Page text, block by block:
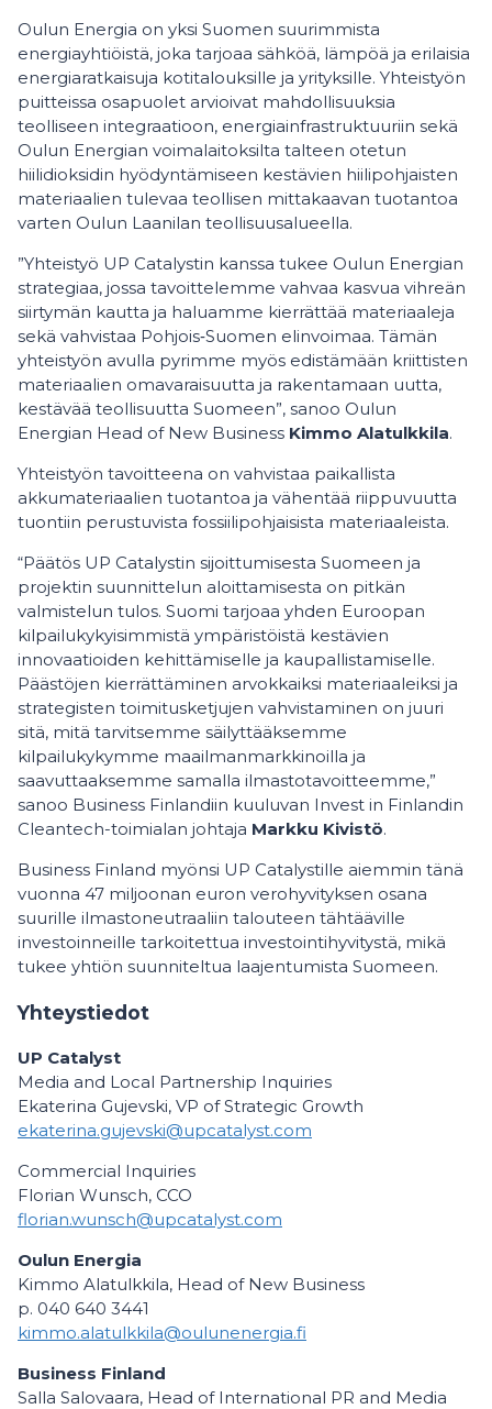
Oulun Energia on yksi Suomen suurimmista
energiayhtiöistä, joka tarjoaa sähköä, lämpöä ja erilaisia
energiaratkaisuja kotitalouksille ja yrityksille. Yhteistyön
puitteissa osapuolet arvioivat mahdollisuuksia
teolliseen integraatioon, energiainfrastruktuuriin sekä
Oulun Energian voimalaitoksilta talteen otetun
hiilidioksidin hyödyntämiseen kestävien hiilipohjaisten
materiaalien tulevaa teollisen mittakaavan tuotantoa
varten Oulun Laanilan teollisuusalueella.
”Yhteistyö UP Catalystin kanssa tukee Oulun Energian
strategiaa, jossa tavoittelemme vahvaa kasvua vihreän
siirtymän kautta ja haluamme kierrättää materiaaleja
sekä vahvistaa Pohjois‑Suomen elinvoimaa. Tämän
yhteistyön avulla pyrimme myös edistämään kriittisten
materiaalien omavaraisuutta ja rakentamaan uutta,
kestävää teollisuutta Suomeen”, sanoo Oulun
Energian Head of New Business Kimmo Alatulkkila.
Yhteistyön tavoitteena on vahvistaa paikallista
akkumateriaalien tuotantoa ja vähentää riippuvuutta
tuontiin perustuvista fossiilipohjaisista materiaaleista.
“Päätös UP Catalystin sijoittumisesta Suomeen ja
projektin suunnittelun aloittamisesta on pitkän
valmistelun tulos. Suomi tarjoaa yhden Euroopan
kilpailukykyisimmistä ympäristöistä kestävien
innovaatioiden kehittämiselle ja kaupallistamiselle.
Päästöjen kierrättäminen arvokkaiksi materiaaleiksi ja
strategisten toimitusketjujen vahvistaminen on juuri
sitä, mitä tarvitsemme säilyttääksemme
kilpailukykymme maailmanmarkkinoilla ja
saavuttaaksemme samalla ilmastotavoitteemme,”
sanoo Business Finlandiin kuuluvan Invest in Finlandin
Cleantech-toimialan johtaja Markku Kivistö.
Business Finland myönsi UP Catalystille aiemmin tänä
vuonna 47 miljoonan euron verohyvityksen osana
suurille ilmastoneutraaliin talouteen tähtääville
investoinneille tarkoitettua investointihyvitystä, mikä
tukee yhtiön suunniteltua laajentumista Suomeen.
Yhteystiedot
UP Catalyst
Media and Local Partnership Inquiries
Ekaterina Gujevski, VP of Strategic Growth
ekaterina.gujevski@upcatalyst.com
Commercial Inquiries
Florian Wunsch, CCO
florian.wunsch@upcatalyst.com
Oulun Energia
Kimmo Alatulkkila, Head of New Business
p. 040 640 3441
kimmo.alatulkkila@oulunenergia.fi
Business Finland
Salla Salovaara, Head of International PR and Media